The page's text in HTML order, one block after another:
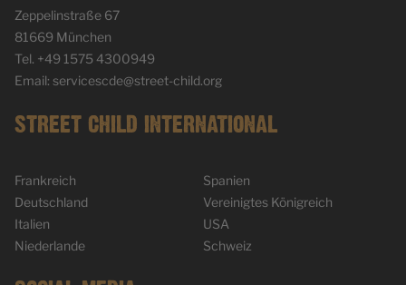
Zeppelinstraße 67
81669 München
Tel. +49 1575 4300949
Email: servicescde@street-child.org
STREET CHILD INTERNATIONAL
Frankreich
Deutschland
Italien
Niederlande
Spanien
Vereinigtes Königreich
USA
Schweiz